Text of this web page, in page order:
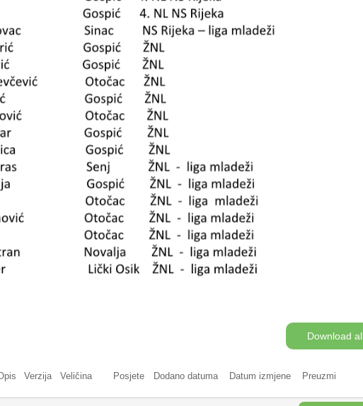
Download
Verzija Veličina Posjete Dodano datuma Datum izmjene Preuzmi